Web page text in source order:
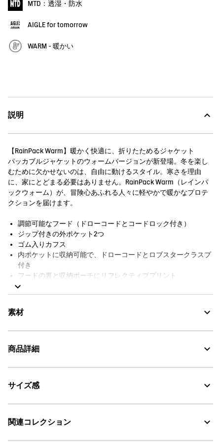
MTD：透湿・防水
AIGLE for tomorrow
WARM - 暖かい
説明
【RainPack Warm】暖かく快適に、折りたためるジャケット
パッカブルジャケットのウォームバージョンが新登場。冬を楽し
むために欠かせないのは、自由に動けるスタイル。寒さを理由
に、家にとどまる必要はありません。RainPack Warm（レインパ
ックウォーム）が、冒険心あふれる人々に軽やかで暖かなプロテ
クションを届けます。
調節可能なフード（ドローコードとコードロック付き）
ジップ付きの外ポケット2つ
ゴム入りカフス
内ポケットに収納可能で、ドローコードとロブスタークラスプ
付き
フードの裏と収納ポーチにリフレクティブプリント
前面に撥水ジップ
リフレクティブAigleプリント
袖口に同系色のバードロゴのリフレクティブプリント
撥水シーム
AIGLE FOR TOMORROW（再生素材や環境に配慮した生産背景を
素材
MTD：透湿・防水
商品詳細
・色：ノワール（ブラック） (008)
サイズ感
【サイズ表記について】
サイズガイドでは「女性サイズ/男性サイズ」の順に表示されてい
関連コレクション